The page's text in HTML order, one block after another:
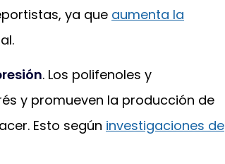
ya que aumenta la
. Los polifenoles y
y promueven la producción de
Esto según investigaciones de